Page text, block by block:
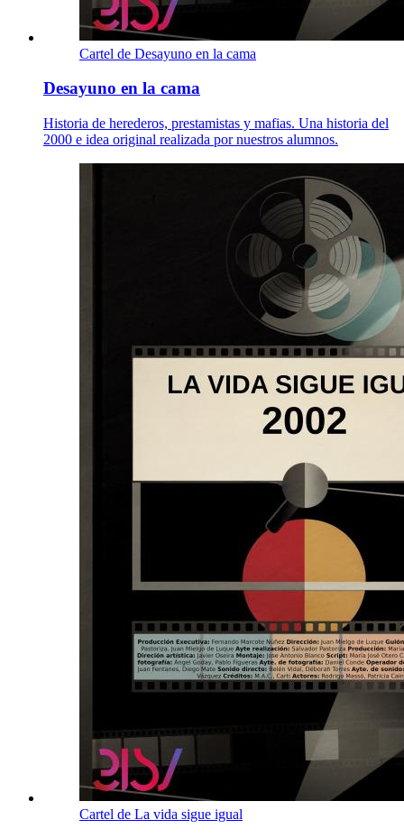
Cartel de Desayuno en la cama
Desayuno en la cama
Historia de herederos, prestamistas y mafias. Una historia del
2000 e idea original realizada por nuestros alumnos.
Cartel de La vida sigue igual